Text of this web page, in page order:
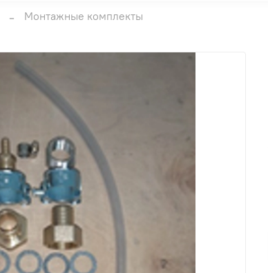
Монтажные комплекты